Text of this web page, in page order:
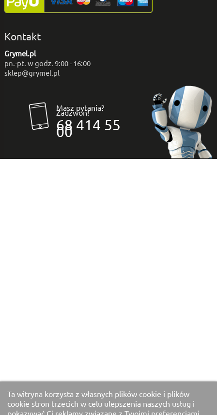
Ta witryna korzysta z własnych plików cookie i plików
cookie stron trzecich w celu ulepszenia naszych usług i
pokazywać Ci reklamy związane z Twoimi preferencjami,
Kontakt
Grymel.pl
pn.-pt. w godz. 9:00 - 16:00
sklep@grymel.pl
Masz pytania?
Zadzwoń!
68 414 55
00